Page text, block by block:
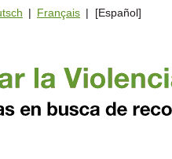
| Français | [Español]